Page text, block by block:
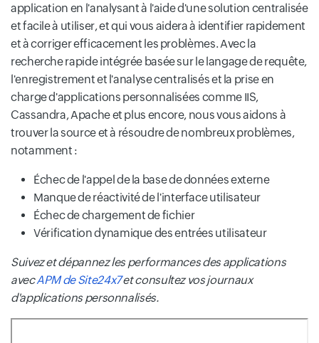
application en l'analysant à l'aide d'une solution centralisée
et facile à utiliser, et qui vous aidera à identifier rapidement
et à corriger efficacement les problèmes. Avec la
recherche rapide intégrée basée sur le langage de requête,
l'enregistrement et l'analyse centralisés et la prise en
charge d'applications personnalisées comme IIS,
Cassandra, Apache et plus encore, nous vous aidons à
trouver la source et à résoudre de nombreux problèmes,
notamment :
Échec de l'appel de la base de données externe
Manque de réactivité de l'interface utilisateur
Échec de chargement de fichier
Vérification dynamique des entrées utilisateur
Suivez et dépannez les performances des applications
avecAPM de Site24x7et consultez vos journaux
d'applications personnalisés.